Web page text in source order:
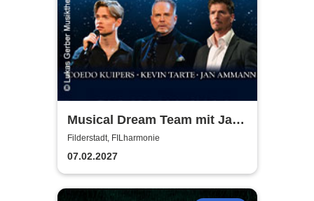
Musical Dream Team mit Jan
Ammann, Kevin Tarte, Oedo
Kuipers
Filderstadt, FILharmonie
07.02.2027